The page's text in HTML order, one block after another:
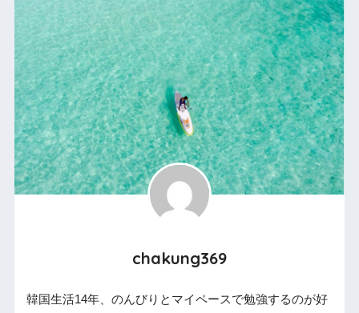
chakung369
韓国生活14年、のんびりとマイペースで勉強するのが好